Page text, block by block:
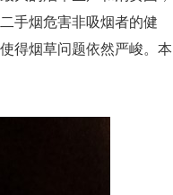
手烟危害非吸烟者的健
得烟草问题依然严峻。本